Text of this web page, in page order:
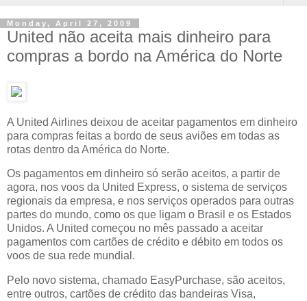
Monday, April 27, 2009
United não aceita mais dinheiro para
compras a bordo na América do Norte
A United Airlines deixou de aceitar pagamentos em dinheiro
para compras feitas a bordo de seus aviões em todas as
rotas dentro da América do Norte.
Os pagamentos em dinheiro só serão aceitos, a partir de
agora, nos voos da United Express, o sistema de serviços
regionais da empresa, e nos serviços operados para outras
partes do mundo, como os que ligam o Brasil e os Estados
Unidos. A United começou no mês passado a aceitar
pagamentos com cartões de crédito e débito em todos os
voos de sua rede mundial.
Pelo novo sistema, chamado EasyPurchase, são aceitos,
entre outros, cartões de crédito das bandeiras Visa,